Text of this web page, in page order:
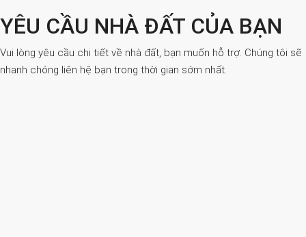
YÊU CẦU NHÀ ĐẤT CỦA BẠN
Vui lòng yêu cầu chi tiết về nhà đất, bạn muốn hỗ trợ. Chúng tôi sẽ
nhanh chóng liên hệ bạn trong thời gian sớm nhất.